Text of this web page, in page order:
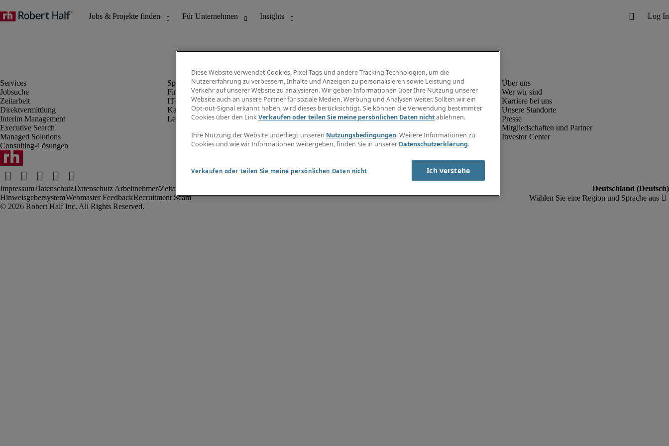
Jobsuche
Zeitarbeit
Direktvermittlung
Interim Management
Executive Search
Managed Solutions
Consulting-Lösungen
Finanz- & Rechnungswesen
IT-Bereich
Kaufmännischer Bereich
Legal
Info Center
Jobübersicht
Gehaltsübersicht
E-Learning
Wer wir sind
Karriere bei uns
Unsere Standorte
Presse
Mitgliedschaften und Partner
Investor Center
ImpressumDatenschutzDatenschutz Arbeitnehmer/Zeitarbeitskräfte
HinweisgebersystemWebmaster FeedbackRecruitment Scam
Diese Website verwendet Cookies, Pixel-Tags und andere Tracking-Technologien, um die
Nutzererfahrung zu verbessern, Inhalte und Anzeigen zu personalisieren sowie Leistung und
Verkehr auf unserer Website zu analysieren. Wir geben Informationen über Ihre Nutzung unserer
Website auch an unsere Partner für soziale Medien, Werbung und Analysen weiter. Sollten wir ein
Opt-out-Signal erkannt haben, wird dieses berücksichtigt. Sie können die Verwendung bestimmter
Cookies über den LinkVerkaufen oder teilen Sie meine persönlichen Daten nichtablehnen.
Ihre Nutzung der Website unterliegt unseren Nutzungsbedingungen. Weitere Informationen zu
Cookies und wie wir Informationen weitergeben, finden Sie in unserer Datenschutzerklärung.
Verkaufen oder teilen Sie meine persönlichen Daten nicht Ich verstehe